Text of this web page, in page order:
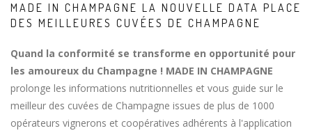
MADE IN CHAMPAGNE LA NOUVELLE DATA PLACE
DES MEILLEURES CUVÉES DE CHAMPAGNE
Quand la conformité se transforme en opportunité pour
les amoureux du Champagne ! MADE IN CHAMPAGNE
prolonge les informations nutritionnelles et vous guide sur le
meilleur des cuvées de Champagne issues de plus de 1000
opérateurs vignerons et coopératives adhérents à l'application